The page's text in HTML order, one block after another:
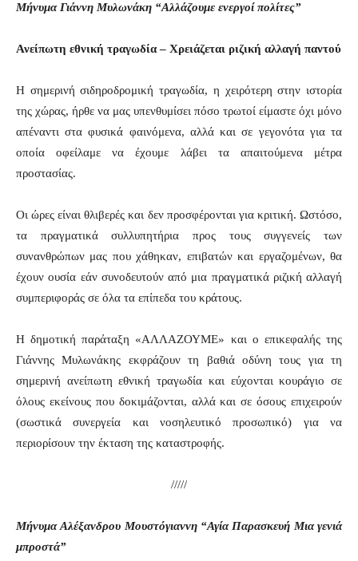
Μήνυμα Γιάννη Μυλωνάκη “Αλλάζουμε ενεργοί πολίτες”
Ανείπωτη εθνική τραγωδία – Χρειάζεται ριζική αλλαγή παντού
Η σημερινή σιδηροδρομική τραγωδία, η χειρότερη στην ιστορία
της χώρας, ήρθε να μας υπενθυμίσει πόσο τρωτοί είμαστε όχι μόνο
απέναντι στα φυσικά φαινόμενα, αλλά και σε γεγονότα για τα
οποία οφείλαμε να έχουμε λάβει τα απαιτούμενα μέτρα
προστασίας.
Οι ώρες είναι θλιβερές και δεν προσφέρονται για κριτική. Ωστόσο,
τα πραγματικά συλλυπητήρια προς τους συγγενείς των
συνανθρώπων μας που χάθηκαν, επιβατών και εργαζομένων, θα
έχουν ουσία εάν συνοδευτούν από μια πραγματικά ριζική αλλαγή
συμπεριφοράς σε όλα τα επίπεδα του κράτους.
Η δημοτική παράταξη «ΑΛΛΑΖΟΥΜΕ» και ο επικεφαλής της
Γιάννης Μυλωνάκης εκφράζουν τη βαθιά οδύνη τους για τη
σημερινή ανείπωτη εθνική τραγωδία και εύχονται κουράγιο σε
όλους εκείνους που δοκιμάζονται, αλλά και σε όσους επιχειρούν
(σωστικά συνεργεία και νοσηλευτικό προσωπικό) για να
περιορίσουν την έκταση της καταστροφής.
/////
Μήνυμα Αλέξανδρου Μουστόγιαννη “Αγία Παρασκευή Μια γενιά
μπροστά”